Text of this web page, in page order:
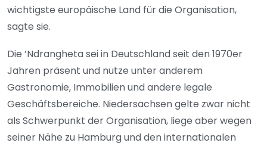
wichtigste europäische Land für die Organisation,
sagte sie.
Die ’Ndrangheta sei in Deutschland seit den 1970er
Jahren präsent und nutze unter anderem
Gastronomie, Immobilien und andere legale
Geschäftsbereiche. Niedersachsen gelte zwar nicht
als Schwerpunkt der Organisation, liege aber wegen
seiner Nähe zu Hamburg und den internationalen